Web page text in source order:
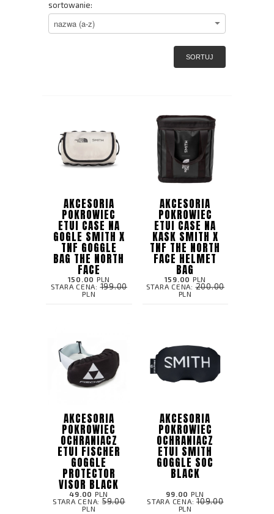
sortowanie:
SORTUJ
AKCESORIA
POKROWIEC
ETUI CASE NA
GOGLE SMITH X
TNF GOGGLE
BAG THE NORTH
FACE
150.00 PLN
STARA CENA:199.00
PLN
AKCESORIA
POKROWIEC
ETUI CASE NA
KASK SMITH X
TNF THE NORTH
FACE HELMET
BAG
159.00 PLN
STARA CENA:200.00
PLN
AKCESORIA
POKROWIEC
OCHRANIACZ
ETUI FISCHER
GOGGLE
PROTECTOR
VISOR BLACK
49.00 PLN
STARA CENA:59.00
PLN
AKCESORIA
POKROWIEC
OCHRANIACZ
ETUI SMITH
GOGGLE SOC
BLACK
99.00 PLN
STARA CENA: 109.00
PLN